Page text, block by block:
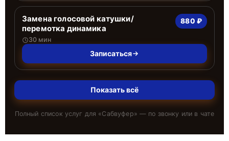
Замена голосовой катушки/
перемотка динамика
30 мин
880 ₽
Записаться
Показать всё
Полный список услуг для «Сабвуфер» — по звонку или в чате